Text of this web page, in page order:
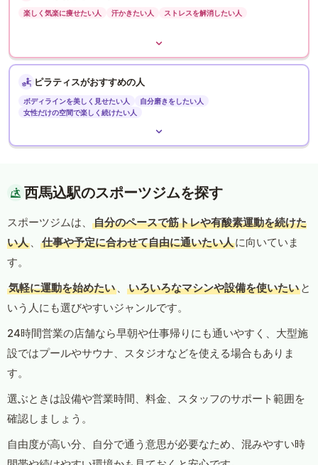
楽しく気楽に痩せたい人 汗かきたい人 ストレスを解消したい人
ピラティスがおすすめの人
ボディラインを美しく見せたい人
自分磨きをしたい人
女性だけの空間で楽しく続けたい人
西馬込駅のスポーツジムを探す
スポーツジムは、
自分のペースで筋トレや有酸素運動を続けた
い人 、 仕事や予定に合わせて自由に通いたい人に向いていま
す。
気軽に運動を始めたい 、 いろいろなマシンや設備を使いたい と
いう人にも選びやすいジャンルです。
24時間営業の店舗なら早朝や仕事帰りにも通いやすく、大型施
設ではプールやサウナ、スタジオなどを使える場合もありま
す。
選ぶときは設備や営業時間、料金、スタッフのサポート範囲を
確認しましょう。
自由度が高い分、自分で通う意思が必要なため、混みやすい時